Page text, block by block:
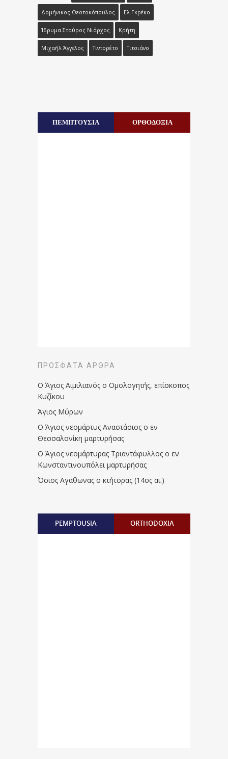
Δομήνικος Θεοτοκόπουλος Ελ Γκρέκο
Ίδρυμα Σταύρος Νιάρχος Κρήτη
Μιχαήλ Άγγελος Τιντορέτο Τιτσιάνο
ΠΕΜΠΤΟΥΣΙΑ ΟΡΘΟΔΟΞΙΑ
ΠΡΌΣΦΑΤΑ ΆΡΘΡΑ
Ο Άγιος Αιμιλιανός ο Ομολογητής, επίσκοπος
Κυζίκου
Άγιος Μύρων
Ο Άγιος νεομάρτυς Αναστάσιος ο εν
Θεσσαλονίκη μαρτυρήσας
Ο Άγιος νεομάρτυρας Τριαντάφυλλος ο εν
Κωνσταντινουπόλει μαρτυρήσας
Όσιος Αγάθωνας ο κτήτορας (14ος αι.)
PEMPTOUSIA ORTHODOXIA